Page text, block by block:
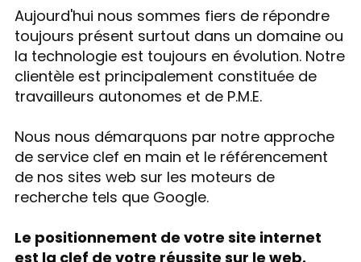
Aujourd'hui nous sommes fiers de répondre
toujours présent surtout dans un domaine ou
la technologie est toujours en évolution. Notre
clientèle est principalement constituée de
travailleurs autonomes et de P.M.E.
Nous nous démarquons par notre approche
de service clef en main et le référencement
de nos sites web sur les moteurs de
recherche tels que Google.
Le positionnement de votre site internet
est la clef de votre réussite sur le web.